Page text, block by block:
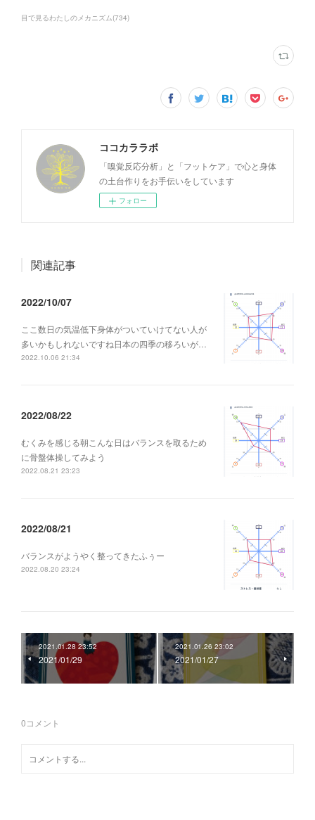
目で見るわたしのメカニズム(734)
ココカララボ
「嗅覚反応分析」と「フットケア」で心と身体
の土台作りをお手伝いをしています
フォロー
関連記事
2022/10/07
ここ数日の気温低下身体がついていけてない人が
多いかもしれないですね日本の四季の移ろいが…
2022.10.06 21:34
2022/08/22
むくみを感じる朝こんな日はバランスを取るため
に骨盤体操してみよう
2022.08.21 23:23
2022/08/21
バランスがようやく整ってきたふぅー
2022.08.20 23:24
2021.01.28 23:52
2021/01/29
2021.01.26 23:02
2021/01/27
0コメント